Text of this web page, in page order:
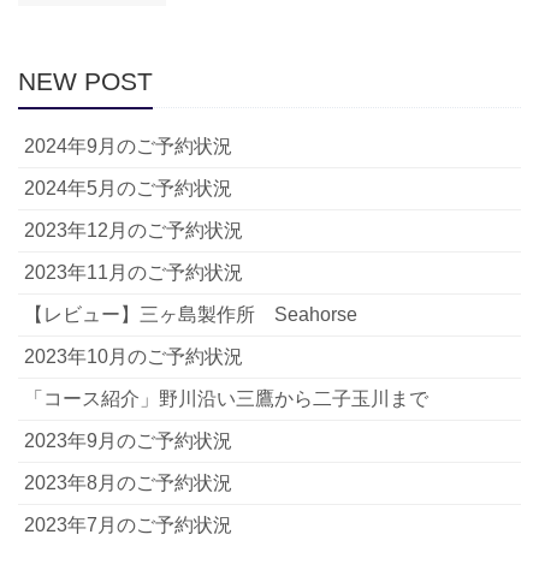
NEW POST
2024年9月のご予約状況
2024年5月のご予約状況
2023年12月のご予約状況
2023年11月のご予約状況
【レビュー】三ヶ島製作所 Seahorse
2023年10月のご予約状況
「コース紹介」野川沿い三鷹から二子玉川まで
2023年9月のご予約状況
2023年8月のご予約状況
2023年7月のご予約状況